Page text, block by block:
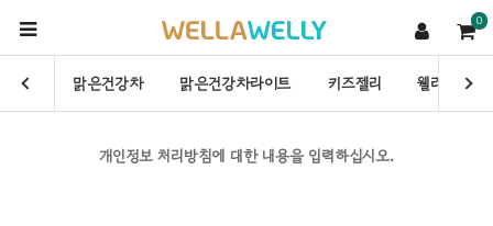
0
맑은건강차 맑은건강차라이트 키즈젤리 웰라웰리
개인정보 처리방침에 대한 내용을 입력하십시오.